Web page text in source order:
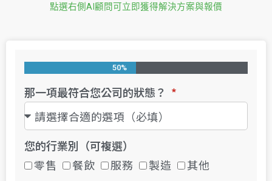
點選右側AI顧問可立即獲得解決方案與報價
50%
那一項最符合您公司的狀態？
您的行業別（可複選）
零售
餐飲 服務 製造
其他